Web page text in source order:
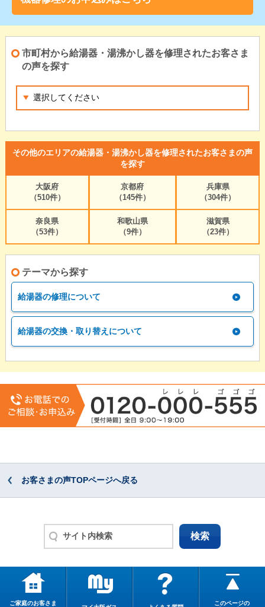
市町村から給湯器・湯沸かし器を修理されたお客さま
の声を探す
その他のエリアの給湯器・湯沸かし器を修理されたお客さまの声
を探す
大阪府
（510件）
京都府
（145件）
兵庫県
（304件）
奈良県
（53件）
和歌山県
（9件）
滋賀県
（23件）
テーマから探す
給湯器の修理について
給湯器の交換・取り替えについて
お客さまの声TOPページへ戻る
ご家庭のお客さま
このページの